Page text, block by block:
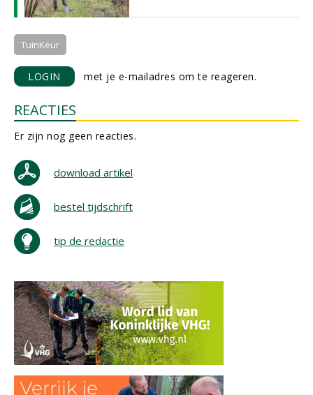
TuinKeur
LOGIN met je e-mailadres om te reageren.
REACTIES
Er zijn nog geen reacties.
download artikel
bestel tijdschrift
tip de redactie